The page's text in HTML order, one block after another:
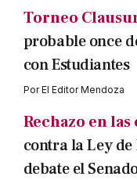
Torneo
probable once
con Estudiantes
PorEl Editor Mendoza
Rechazo en las
contra la Ley
debate el